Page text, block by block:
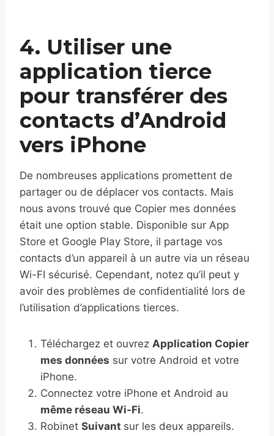
4. Utiliser une
application tierce
pour transférer des
contacts d’Android
vers iPhone
De nombreuses applications promettent de
partager ou de déplacer vos contacts. Mais
nous avons trouvé que Copier mes données
était une option stable. Disponible sur App
Store et Google Play Store, il partage vos
contacts d’un appareil à un autre via un réseau
Wi-FI sécurisé. Cependant, notez qu’il peut y
avoir des problèmes de confidentialité lors de
l’utilisation d’applications tierces.
Téléchargez et ouvrez Application Copier
mes données sur votre Android et votre
iPhone.
Connectez votre iPhone et Android au
même réseau Wi-Fi.
Robinet Suivant sur les deux appareils.